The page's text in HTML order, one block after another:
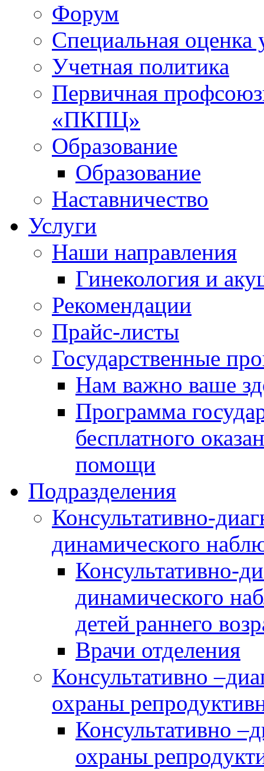
Форум
Специальная оценка
Учетная политика
Первичная
«ПКПЦ»
Образование
Образование
Наставничество
Услуги
Наши направления
Гинекология и
Рекомендации
Прайс-листы
Государственные
Нам важно ваше
Программа
бесплатного
помощи
Подразделения
Консультативно-
динамического
Консультативно-
динамического
детей раннего
Врачи отделения
Консультативно
охраны
Консультативно
охраны